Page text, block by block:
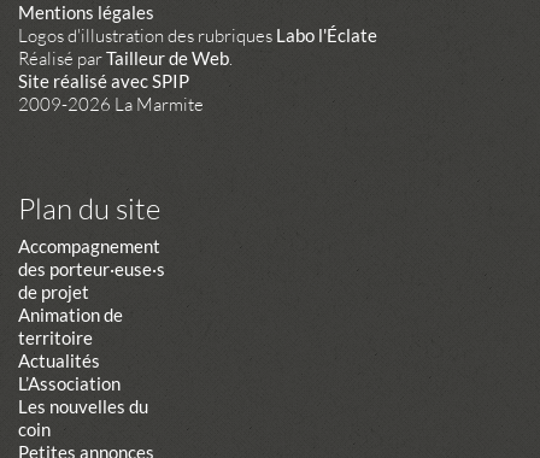
Mentions légales
Logos d'illustration des rubriques Labo l'Éclate
Réalisé parTailleur de Web.
Site réalisé avec SPIP
2009-2026 La Marmite
Plan du site
Accompagnement
des porteur·euse·s
de projet
Animation de
territoire
Actualités
L’Association
Les nouvelles du
coin
Petites annonces